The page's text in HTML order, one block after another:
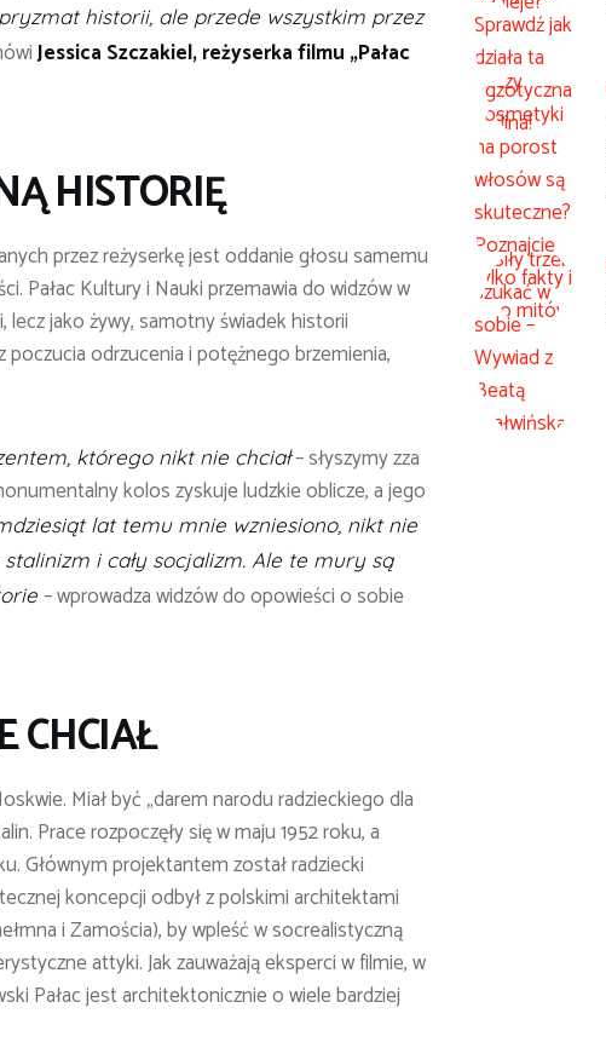
historii, ale przede wszystkim przez
Jessica Szczakiel, reżyserka filmu „Pałac
HISTORIĘ
przez reżyserkę jest oddanie głosu samemu
Pałac Kultury i Nauki przemawia do widzów w
lecz jako żywy, samotny świadek historii
poczucia odrzucenia i potężnego brzemienia,
którego nikt nie chciał– słyszymy zza
kolos zyskuje ludzkie oblicze, a jego
lat temu mnie wzniesiono, nikt nie
i cały socjalizm. Ale te mury są
– wprowadza widzów do opowieści o sobie
CHCIAŁ
Miał być „darem narodu radzieckiego dla
Prace rozpoczęły się w maju 1952 roku, a
Głównym projektantem został radziecki
koncepcji odbył z polskimi architektami
i Zamościa), by wpleść w socrealistyczną
attyki. Jak zauważają eksperci w filmie, w
Pałac jest architektonicznie o wiele bardziej